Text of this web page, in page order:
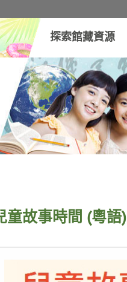
探索館藏資源
童故事時間 (粵語)